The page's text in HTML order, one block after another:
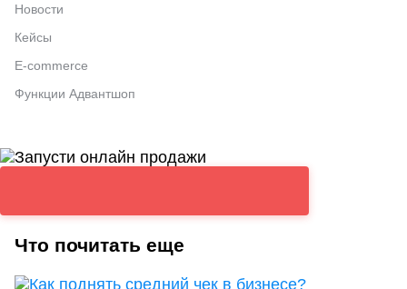
Новости
Кейсы
E-commerce
Функции Адвантшоп
Что почитать еще